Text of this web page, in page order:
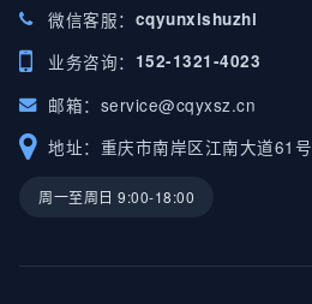
微信客服： cqyunxishuzhi
业务咨询： 152-1321-4023
邮箱： service@cqyxsz.cn
地址：重庆市南岸区江南大道61号
周一至周日 9:00-18:00